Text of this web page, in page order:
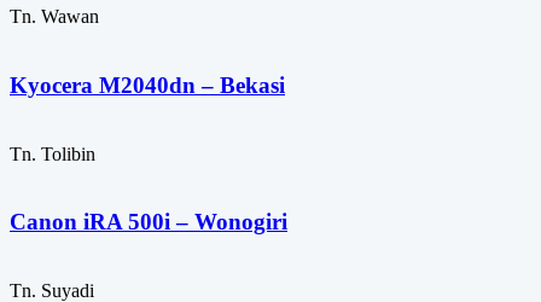
Tn. Wawan
Kyocera M2040dn – Bekasi
Tn. Tolibin
Canon iRA 500i – Wonogiri
Tn. Suyadi